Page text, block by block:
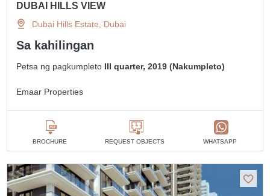
DUBAI HILLS VIEW
Dubai Hills Estate, Dubai
Sa kahilingan
Petsa ng pagkumpleto III quarter, 2019 (Nakumpleto)
Emaar Properties
BROCHURE REQUEST OBJECTS WHATSAPP